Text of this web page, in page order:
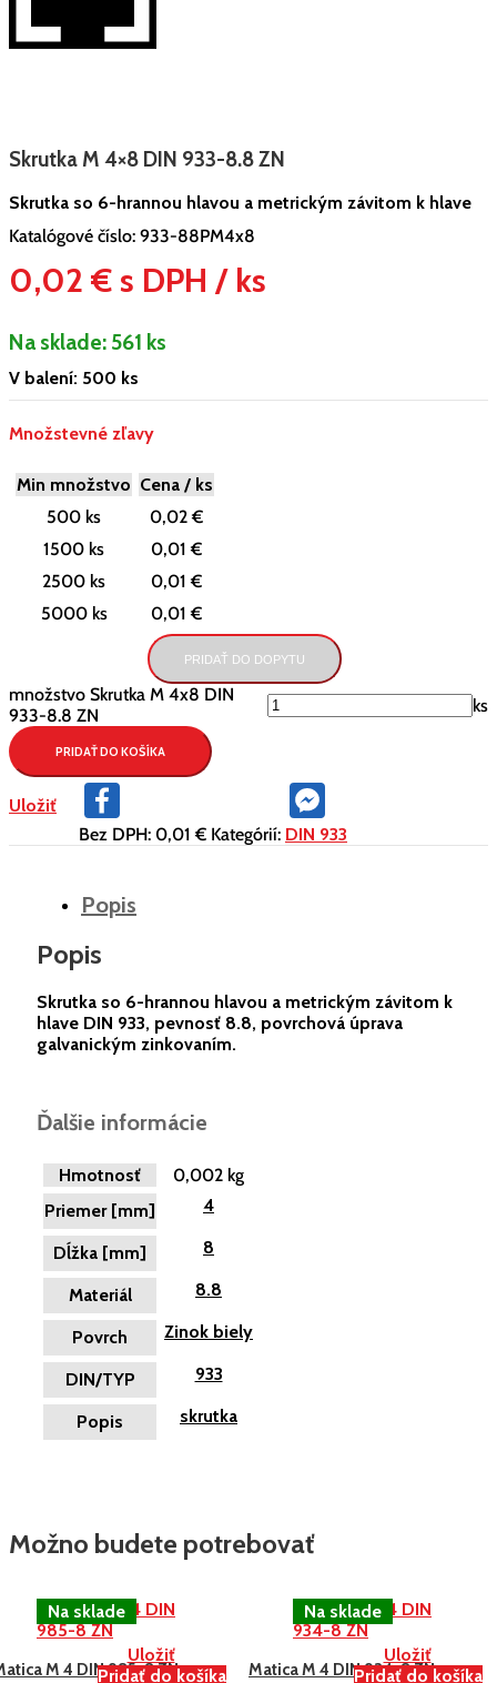
Skrutka M 4×8 DIN 933-8.8 ZN
Skrutka so 6-hrannou hlavou a metrickým závitom k hlave
Katalógové číslo: 933-88PM4x8
0,02 € s DPH / ks
Na sklade: 561 ks
V balení: 500 ks
Množstevné zľavy
Min množstvo Cena / ks
500 ks
0,02 €
1500 ks
0,01 €
2500 ks
0,01 €
5000 ks
0,01 €
PRIDAŤ DO DOPYTU
množstvo Skrutka M 4x8 DIN
933-8.8 ZN
ks
PRIDAŤ DO KOŠÍKA
Uložiť
Facebook
Messenger
Bez DPH: 0,01 € Kategórií: DIN 933
Popis
Popis
Skrutka so 6-hrannou hlavou a metrickým závitom k
hlave DIN 933, pevnosť 8.8, povrchová úprava
galvanickým zinkovaním.
Ďalšie informácie
Hmotnosť
0,002 kg
Priemer [mm]
4
Dĺžka [mm] 8
Materiál 8.8
Povrch Zinok biely
DIN/TYP 933
Popis skrutka
Možno budete potrebovať
Uložiť
Pridať do košíka
M 4 DIN 985-8 ZN
Uložiť
Pridať do košíka
Matica M 4 DIN 934-8 ZN